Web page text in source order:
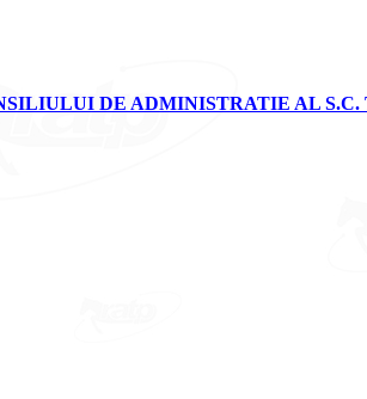
DE ADMINISTRATIE AL S.C.